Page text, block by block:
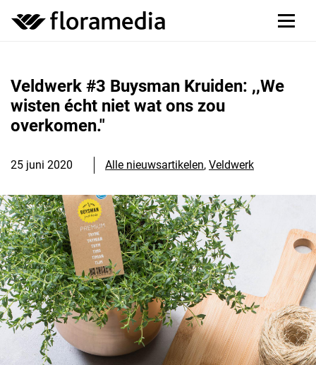
Veldwerk #3 Buysman Kruiden: ,,We
wisten écht niet wat ons zou
overkomen."
25 juni 2020 Alle nieuwsartikelen, Veldwerk